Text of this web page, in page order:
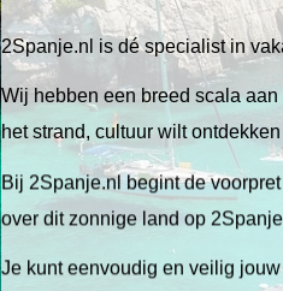
2Spanje.nl is dé specialist in
Wij hebben een breed scala
het strand, cultuur wilt
Bij 2Spanje.nl begint de
over dit zonnige land op
Je kunt eenvoudig en veilig